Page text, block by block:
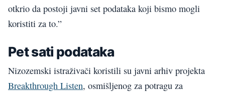
otkrio da postoji javni set podataka koji bismo mogli
koristiti za to.”
Pet sati podataka
Nizozemski istraživači koristili su javni arhiv projekta
Breakthrough Listen, osmišljenog za potragu za